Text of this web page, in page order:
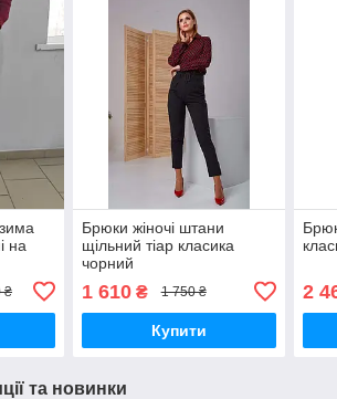
на
₴
Брюки жіночі штани
щільний тіар класика
чорний
1 610₴ 1 750 ₴
Купити
2
та новинки